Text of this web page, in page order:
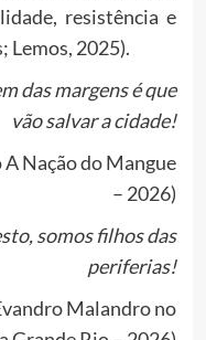
resistência e
Lemos, 2025).
das margens é que
vão salvar a cidade!
Nação do Mangue
– 2026)
somos filhos das
periferias!
Malandro no